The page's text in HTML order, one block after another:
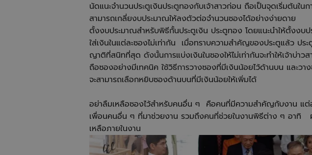
นัดแนะจำนวนประตูเงินประตูทองกับเจ้าสาวก่อน ถือเป็นจุดเริ่มต้นใ
สามารถเกลี่ยงบประมาณให้ลงตัวต่อจำนวนซองได้อย่างง่ายดาย
ตั้งงบประมาณสำหรับพิธีกั้นประตูเงิน ประตูทอง โดยแนะนำให้ตั้งง
ใส่เงินในแต่ละซองไม่เท่ากัน เมื่อทราบความสำคัญของประตูแล้ว ป
ญาติที่สนิทที่สุด ดังนั้นการแบ่งเงินในซองให้ไม่เท่ากันจะทำให้เจ้าบ่าว
ถือซองอย่างมีเทคนิค ใช้วิธีการวางซองที่มีเงินน้อยไว้ด้านบน และวา
จะสามารถเลือกหยิบซองด้านบนที่มีเงินน้อยให้เพิ่มได้
อย่าลืมเหลือซองไว้สำหรับคนอื่น ๆ คือคนที่มีความสำคัญกับงาน แต่
เพื่อนคนอื่น ๆ ที่มาช่วยงาน รวมถึงคนที่ช่วยในงานพิธีต่าง ๆ อาทิ
เหลือภายในงาน